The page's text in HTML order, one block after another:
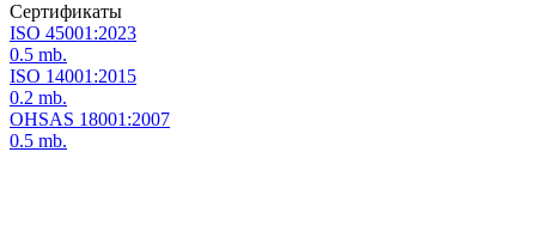
Сертификаты
ISO 45001:2023
0.5 mb.
ISO 14001:2015
0.2 mb.
OHSAS 18001:2007
0.5 mb.